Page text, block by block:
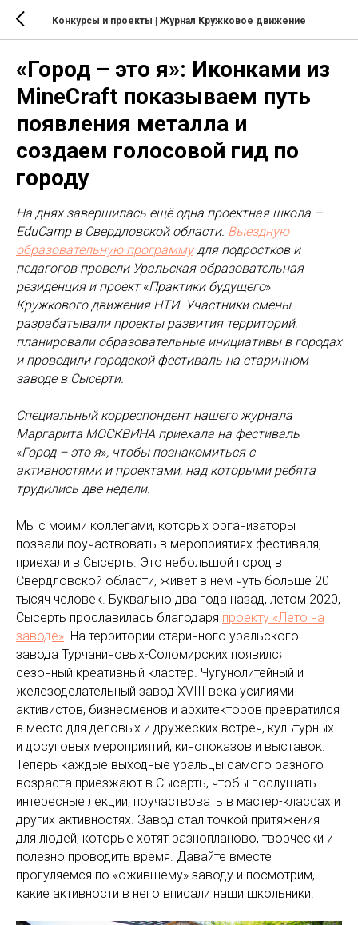
Конкурсы и проекты | Журнал Кружковое движение
«Город – это я»: Иконками из
MineCraft показываем путь
появления металла и
создаем голосовой гид по
городу
На днях завершилась ещё одна проектная школа –
EduCamp в Свердловской области. Выездную
образовательную программудля подростков и
педагогов провели Уральская образовательная
резиденция и проект«Практики будущего»
Кружкового движения НТИ. Участники смены
разрабатывали проекты развития территорий,
планировали образовательные инициативы в городах
и проводили городской фестиваль на старинном
заводе в Сысерти.
Специальный корреспондент нашего журнала
Маргарита МОСКВИНА приехала на фестиваль
«Город – это я», чтобы познакомиться с
активностями и проектами, над которыми ребята
трудились две недели.
Мы с моими коллегами, которых организаторы
позвали поучаствовать в мероприятиях фестиваля,
приехали в Сысерть. Это небольшой город в
Свердловской области, живет в нем чуть больше 20
тысяч человек. Буквально два года назад, летом 2020,
Сысерть прославилась благодаря проекту «Лето на
заводе». На территории старинного уральского
завода Турчаниновых-Соломирских появился
сезонный креативный кластер. Чугунолитейный и
железоделательный завод XVIII века усилиями
активистов, бизнесменов и архитекторов превратился
в место для деловых и дружеских встреч, культурных
и досуговых мероприятий, кинопоказов и выставок.
Теперь каждые выходные уральцы самого разного
возраста приезжают в Сысерть, чтобы послушать
интересные лекции, поучаствовать в мастер-классах и
других активностях. Завод стал точкой притяжения
для людей, которые хотят разнопланово, творчески и
полезно проводить время. Давайте вместе
прогуляемся по «ожившему» заводу и посмотрим,
какие активности в него вписали наши школьники.